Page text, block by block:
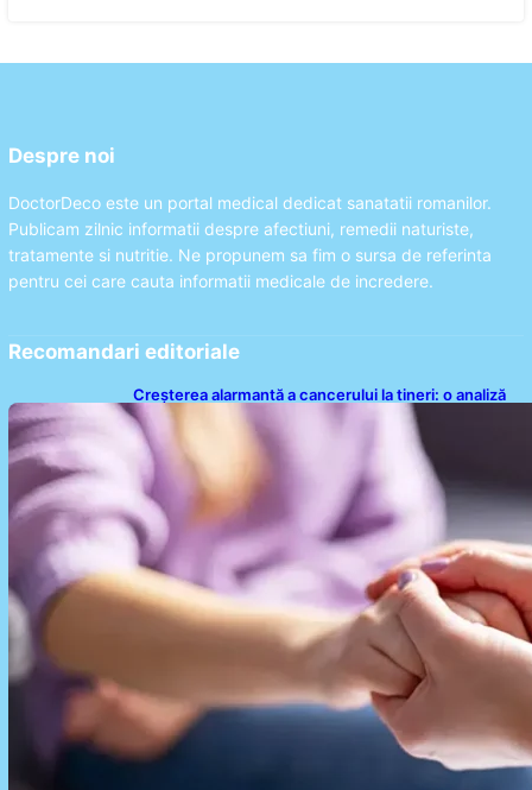
Despre noi
DoctorDeco este un portal medical dedicat sanatatii romanilor.
Publicam zilnic informatii despre afectiuni, remedii naturiste,
tratamente si nutritie. Ne propunem sa fim o sursa de referinta
pentru cei care cauta informatii medicale de incredere.
Recomandari editoriale
Creșterea alarmantă a cancerului la tineri: o analiză
detaliată a tendințelor globale